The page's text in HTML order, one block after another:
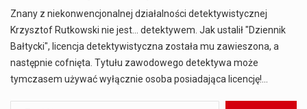
Znany z niekonwencjonalnej działalności detektywistycznej
Krzysztof Rutkowski nie jest... detektywem. Jak ustalił "Dziennik
Bałtycki", licencja detektywistyczna została mu zawieszona, a
następnie cofnięta. Tytułu zawodowego detektywa może
tymczasem używać wyłącznie osoba posiadająca licencję!…